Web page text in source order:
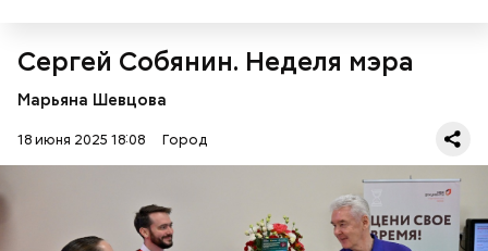
Сергей Собянин. Неделя мэра
Марьяна Шевцова
18 июня 2025 18:08 Город